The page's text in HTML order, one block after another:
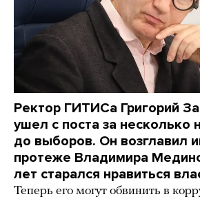
Ректор ГИТИСа Григорий
ушел с поста за несколько
до выборов. Он возглавил
протеже Владимира
лет старался нравиться
Теперь его могут обвинить в